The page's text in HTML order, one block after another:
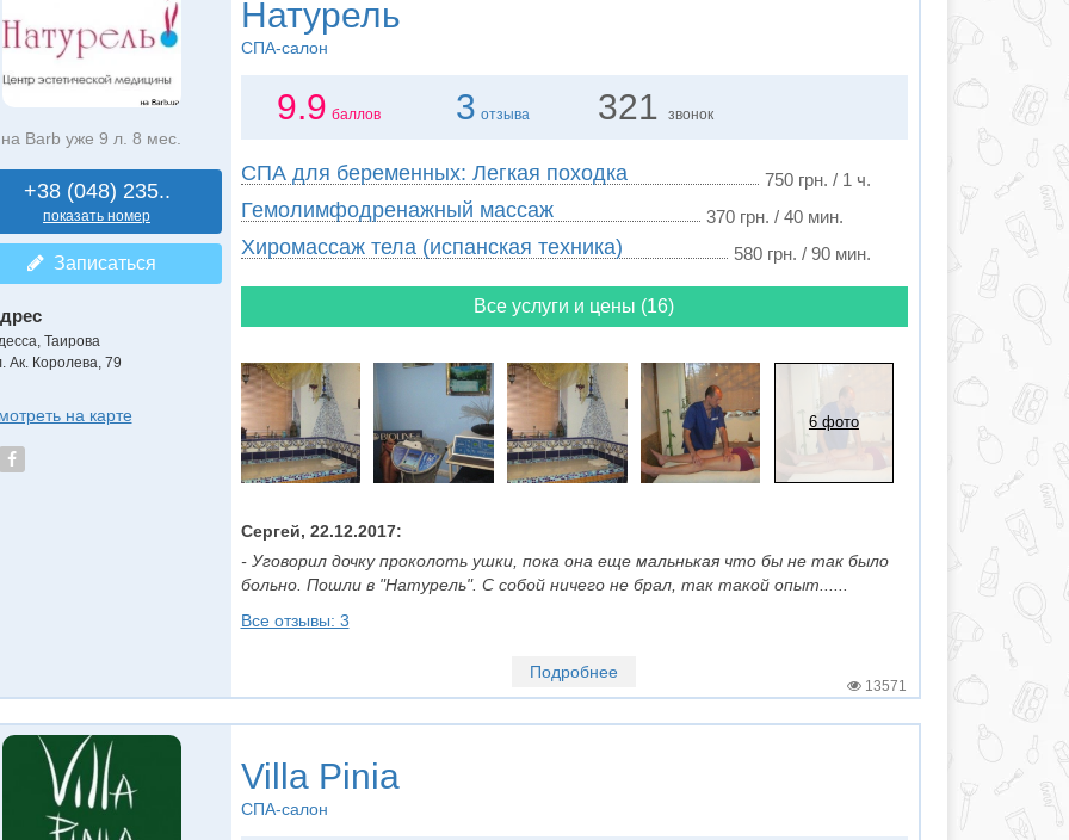
на Barb уже 9 л. 8 мес.
+38 (048) 235..
показать номер
Записаться
Таирова
Ак. Королева, 79
на карте
Натурель
СПА-салон
9.9 баллов 3 отзыва 321 звонок
СПА для беременных: Легкая походка 750 грн. / 1 ч.
Гемолимфодренажный массаж 370 грн. / 40 мин.
Хиромассаж тела (испанская техника) 580 грн. / 90 мин.
Все услуги и цены (16)
6 фото
Сергей, 22.12.2017:
- Уговорил дочку проколоть ушки, пока она еще мальнькая что бы не так было
больно. Пошли в "Натурель". С собой ничего не брал, так такой опыт......
Все отзывы: 3
Подробнее
13571
Villa Pinia
СПА-салон